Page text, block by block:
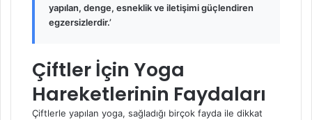
yapılan, denge, esneklik ve iletişimi güçlendiren
egzersizlerdir.’
Çiftler İçin Yoga
Hareketlerinin Faydaları
Çiftlerle yapılan yoga, sağladığı birçok fayda ile dikkat